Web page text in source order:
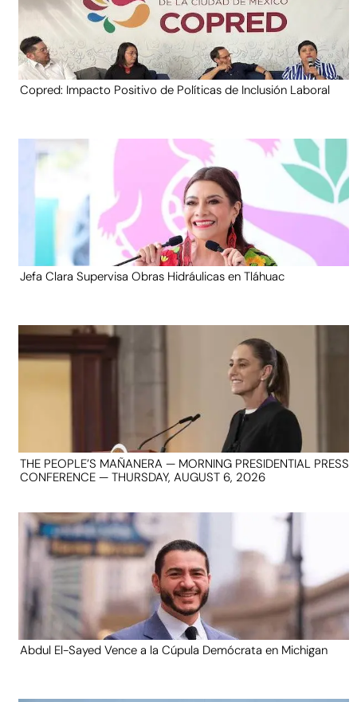
Copred: Impacto Positivo de Políticas de Inclusión Laboral
Jefa Clara Supervisa Obras Hidráulicas en Tláhuac
THE PEOPLE’S MAÑANERA — MORNING PRESIDENTIAL PRESS
CONFERENCE — THURSDAY, AUGUST 6, 2026
Abdul El-Sayed Vence a la Cúpula Demócrata en Michigan